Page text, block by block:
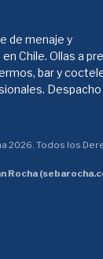
de menaje y
Chile. Ollas a
bar y
2026. Todos los
Rocha